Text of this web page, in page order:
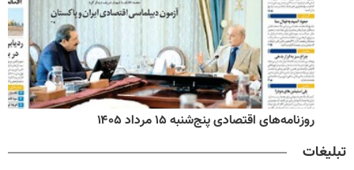
روزنامه‌های اقتصادی پنج‌شنبه ۱۵ مرداد ۱۴۰۵
تبلیغات